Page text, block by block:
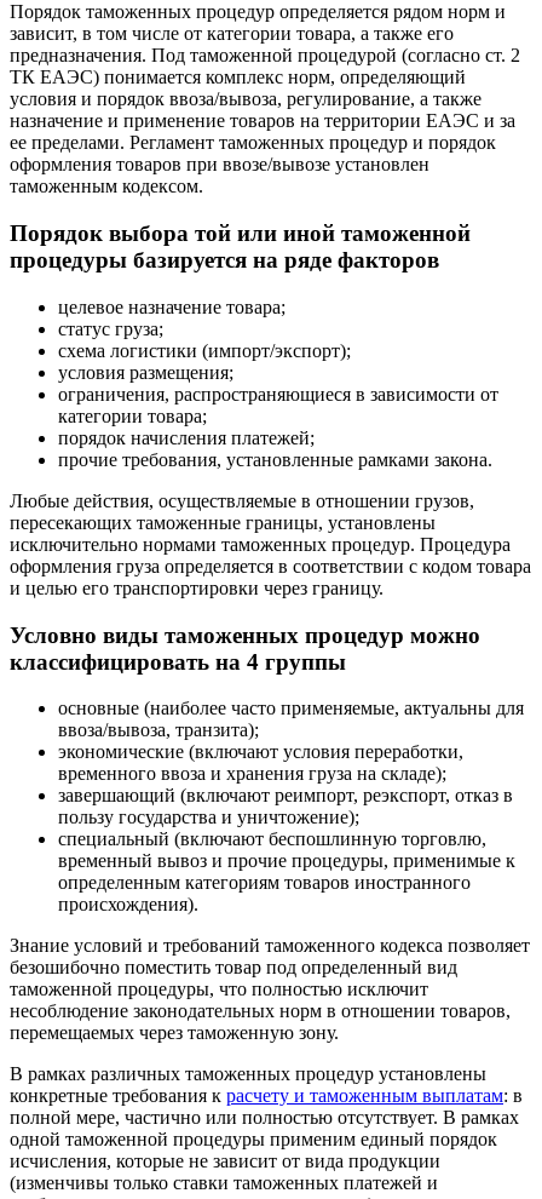
Порядок таможенных процедур определяется рядом норм и
зависит, в том числе от категории товара, а также его
предназначения. Под таможенной процедурой (согласно ст. 2
ТК ЕАЭС) понимается комплекс норм, определяющий
условия и порядок ввоза/вывоза, регулирование, а также
назначение и применение товаров на территории ЕАЭС и за
ее пределами. Регламент таможенных процедур и порядок
оформления товаров при ввозе/вывозе установлен
таможенным кодексом.
Порядок выбора той или иной таможенной
процедуры базируется на ряде факторов
целевое назначение товара;
статус груза;
схема логистики (импорт/экспорт);
условия размещения;
ограничения, распространяющиеся в зависимости от
категории товара;
порядок начисления платежей;
прочие требования, установленные рамками закона.
Любые действия, осуществляемые в отношении грузов,
пересекающих таможенные границы, установлены
исключительно нормами таможенных процедур. Процедура
оформления груза определяется в соответствии с кодом товара
и целью его транспортировки через границу.
Условно виды таможенных процедур можно
классифицировать на 4 группы
основные (наиболее часто применяемые, актуальны для
ввоза/вывоза, транзита);
экономические (включают условия переработки,
временного ввоза и хранения груза на складе);
завершающий (включают реимпорт, реэкспорт, отказ в
пользу государства и уничтожение);
специальный (включают беспошлинную торговлю,
временный вывоз и прочие процедуры, применимые к
определенным категориям товаров иностранного
происхождения).
Знание условий и требований таможенного кодекса позволяет
безошибочно поместить товар под определенный вид
таможенной процедуры, что полностью исключит
несоблюдение законодательных норм в отношении товаров,
перемещаемых через таможенную зону.
В рамках различных таможенных процедур установлены
конкретные требования к расчету и таможенным выплатам: в
полной мере, частично или полностью отсутствует. В рамках
одной таможенной процедуры применим единый порядок
исчисления, которые не зависит от вида продукции
(изменчивы только ставки таможенных платежей и